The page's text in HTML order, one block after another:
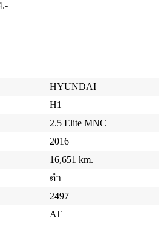
HYUNDAI
H1
2.5 Elite MNC
2016
16,651 km.
ดำ
2497
AT